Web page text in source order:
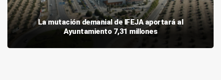
La mutación demanial de IFEJA aportará al
Ayuntamiento 7,31 millones